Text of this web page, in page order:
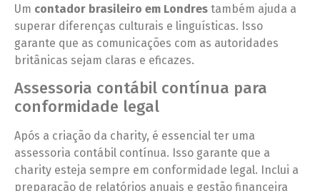
Um contador brasileiro em Londres também ajuda a
superar diferenças culturais e linguísticas. Isso
garante que as comunicações com as autoridades
britânicas sejam claras e eficazes.
Assessoria contábil contínua para
conformidade legal
Após a criação da charity, é essencial ter uma
assessoria contábil contínua. Isso garante que a
charity esteja sempre em conformidade legal. Inclui a
preparação de relatórios anuais e gestão financeira